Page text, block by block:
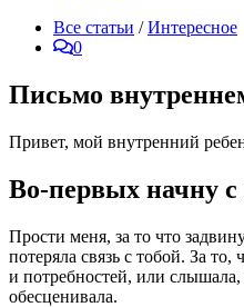
Все статьи / Интересное
0
Письмо
Привет, мой внутренний
Во-первых начну с
Прости меня, за то что
потеряла связь с тобой. За
и потребностей, или
обесценивала.